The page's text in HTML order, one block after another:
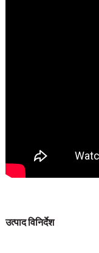
उत्पाद विनिर्देश